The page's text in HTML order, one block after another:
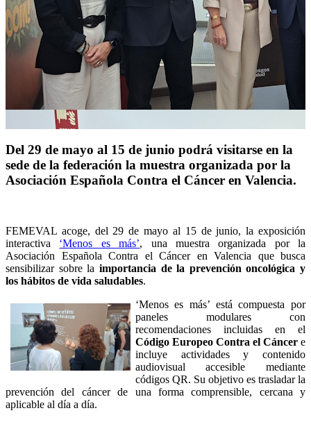
Del 29 de mayo al 15 de junio podrá visitarse en la
sede de la federación la muestra organizada por la
Asociación Española Contra el Cáncer en Valencia.
FEMEVAL acoge, del 29 de mayo al 15 de junio, la exposición
interactiva ‘Menos es más’, una muestra organizada por la
Asociación Española Contra el Cáncer en Valencia que busca
sensibilizar sobre la importancia de la prevención oncológica y
los hábitos de vida saludables.
‘Menos es más’ está compuesta por
paneles modulares con
recomendaciones incluidas en el
Código Europeo Contra el Cáncere
incluye actividades y contenido
audiovisual accesible mediante
códigos QR. Su objetivo es trasladar la
prevención del cáncer de una forma comprensible, cercana y
aplicable al día a día.